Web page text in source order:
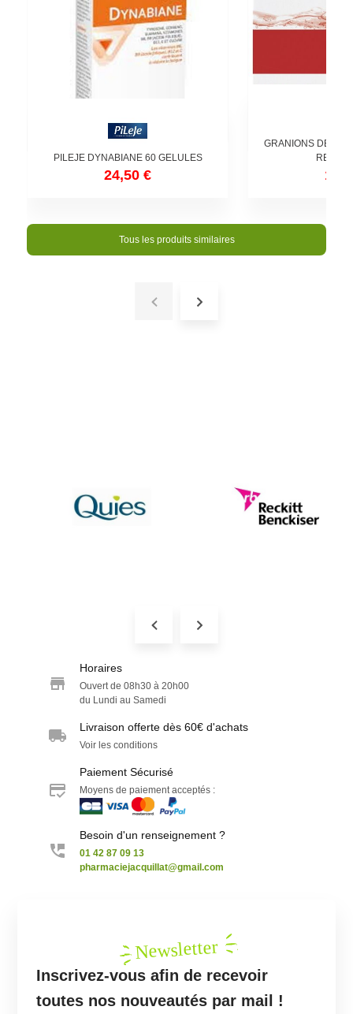
PILEJE DYNABIANE 60 GELULES
24,50 €
GRANIONS DE
Tous les produits similaires
Horaires
Ouvert de 08h30 à 20h00
du Lundi au Samedi
Livraison offerte dès 60€ d'achats
Voir les conditions
Paiement Sécurisé
Moyens de paiement acceptés :
Besoin d'un renseignement ?
01 42 87 09 13
pharmaciejacquillat@gmail.com
Newsletter
Inscrivez-vous afin de recevoir
toutes nos nouveautés par mail !